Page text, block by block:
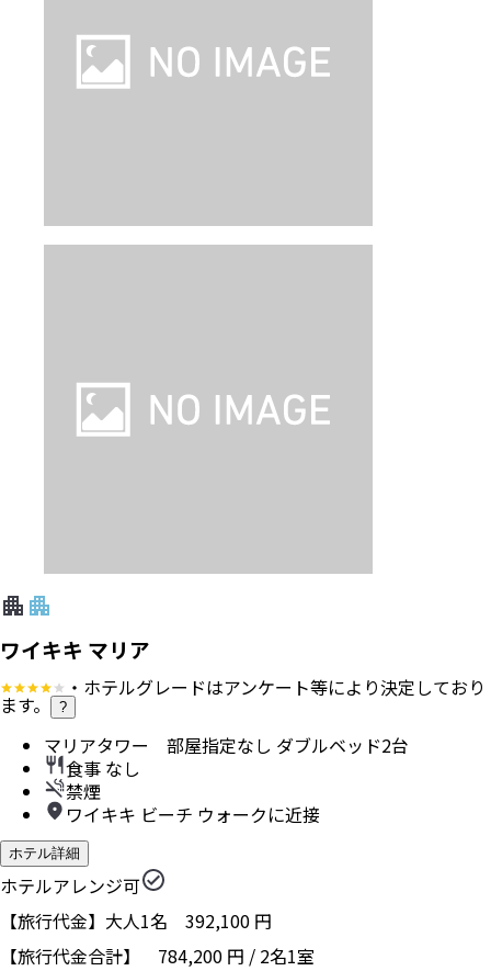
ワイキキ マリア
・ホテルグレードはアンケート等により決定しており
ます。 ?
マリアタワー 部屋指定なし ダブルベッド2台
食事 なし
禁煙
ワイキキ ビーチ ウォークに近接
ホテル詳細
ホテルアレンジ可
【旅行代金】大人1名 392,100 円
【旅行代金合計】 784,200 円 / 2名1室